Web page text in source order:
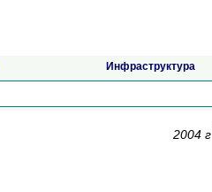
Инфраструктура
2004 г